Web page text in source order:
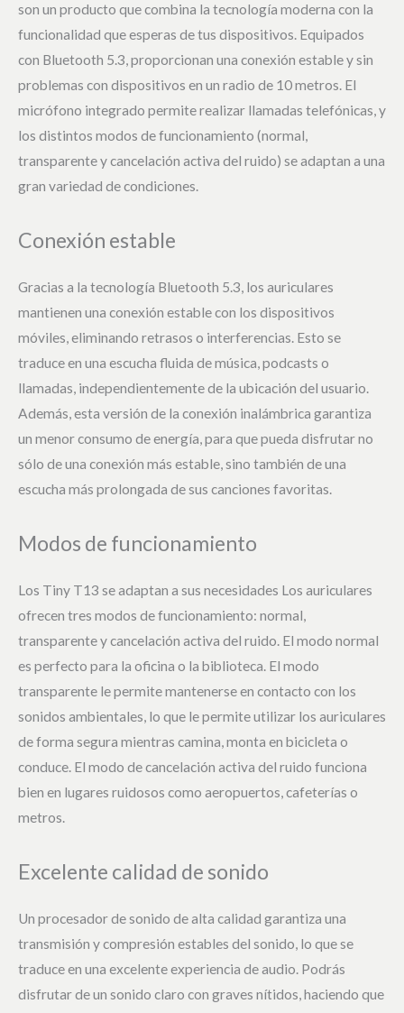
son un producto que combina la tecnología moderna con la
funcionalidad que esperas de tus dispositivos. Equipados
con Bluetooth 5.3, proporcionan una conexión estable y sin
problemas con dispositivos en un radio de 10 metros. El
micrófono integrado permite realizar llamadas telefónicas, y
los distintos modos de funcionamiento (normal,
transparente y cancelación activa del ruido) se adaptan a una
gran variedad de condiciones.
Conexión estable
Gracias a la tecnología Bluetooth 5.3, los auriculares
mantienen una conexión estable con los dispositivos
móviles, eliminando retrasos o interferencias. Esto se
traduce en una escucha fluida de música, podcasts o
llamadas, independientemente de la ubicación del usuario.
Además, esta versión de la conexión inalámbrica garantiza
un menor consumo de energía, para que pueda disfrutar no
sólo de una conexión más estable, sino también de una
escucha más prolongada de sus canciones favoritas.
Modos de funcionamiento
Los Tiny T13 se adaptan a sus necesidades Los auriculares
ofrecen tres modos de funcionamiento: normal,
transparente y cancelación activa del ruido. El modo normal
es perfecto para la oficina o la biblioteca. El modo
transparente le permite mantenerse en contacto con los
sonidos ambientales, lo que le permite utilizar los auriculares
de forma segura mientras camina, monta en bicicleta o
conduce. El modo de cancelación activa del ruido funciona
bien en lugares ruidosos como aeropuertos, cafeterías o
metros.
Excelente calidad de sonido
Un procesador de sonido de alta calidad garantiza una
transmisión y compresión estables del sonido, lo que se
traduce en una excelente experiencia de audio. Podrás
disfrutar de un sonido claro con graves nítidos, haciendo que